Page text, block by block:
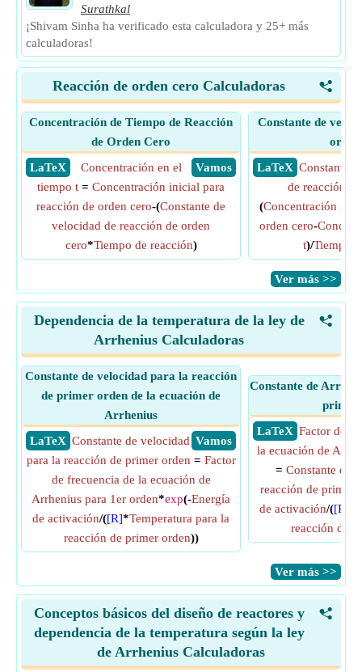
Surathkal
¡Shivam Sinha ha verificado esta calculadora y 25+ más
calculadoras!
<
Reacción de orden cero Calculadoras
Concentración de Tiempo de Reacción
de Orden Cero
​ LaTeX
​ Vamos
Concentración en el
tiempo t = Concentración inicial para
reacción de orden cero-(Constante de
velocidad de reacción de orden
cero*Tiempo de reacción)
Constante de
​ LaTeX Constante
de reacción
(Concentración
orden cero-
t)/Tiempo
​Ver más >>
<
Dependencia de la temperatura de la ley de
Arrhenius Calculadoras
Constante de velocidad para la reacción
de primer orden de la ecuación de
Arrhenius
​ LaTeX
​ Vamos
Constante de velocidad
para la reacción de primer orden = Factor
de frecuencia de la ecuación de
Arrhenius para 1er orden*exp(-Energía
de activación/([R]*Temperatura para la
reacción de primer orden))
Constante de
primer
​ LaTeX Factor de
la ecuación de
= Constante de
reacción de primer
de activación/([R]
reacción de
​Ver más >>
<
Conceptos básicos del diseño de reactores y
dependencia de la temperatura según la ley
de Arrhenius Calculadoras